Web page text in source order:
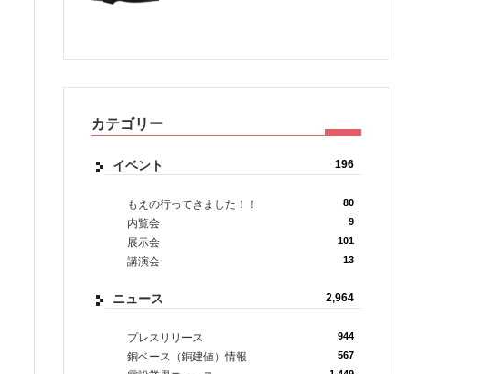
カテゴリー
イベント 196
もえの行ってきました！！ 80
内覧会 9
展示会 101
講演会 13
ニュース 2,964
プレスリリース 944
銅ベース（銅建値）情報 567